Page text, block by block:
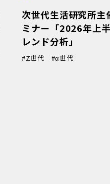
次世代生活研究所主
ミナー「2026年上
レンド分析」
#Z世代 #α世代